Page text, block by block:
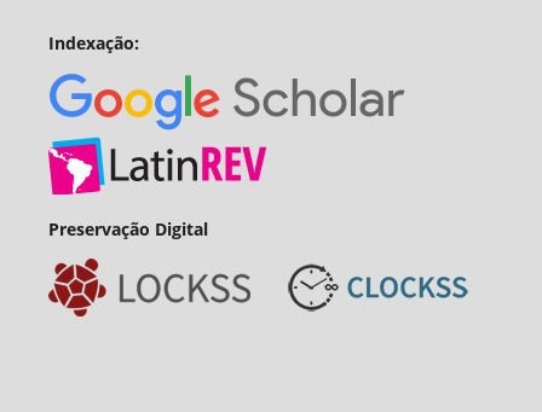
Indexação:
Preservação Digital